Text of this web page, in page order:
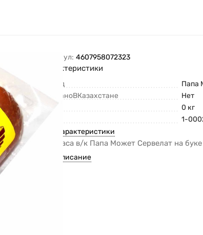
Артикул: 4607958072323
Характеристики
Бренд
Папа
СделаноВКазахстане
Нет
0 кг
1-
Все характеристики
Колбаса в/к Папа Может Сервелат на
Все описание